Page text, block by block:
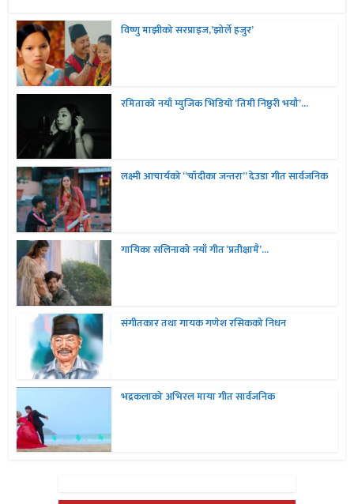
विष्णु माझीको सरप्राइज,’झोर्ले हजुर’
रमिताको नयाँ म्युजिक भिडियो ‘तिमी निष्ठुरी भयौ’...
लक्ष्मी आचार्यको “चॉदीका जन्तरा” देउडा गीत सार्वजनिक
गायिका सलिनाको नयाँ गीत ‘प्रतीक्षामै’...
संगीतकार तथा गायक गणेश रसिकको निधन
भद्रकलाको अभिरल माया गीत सार्वजनिक